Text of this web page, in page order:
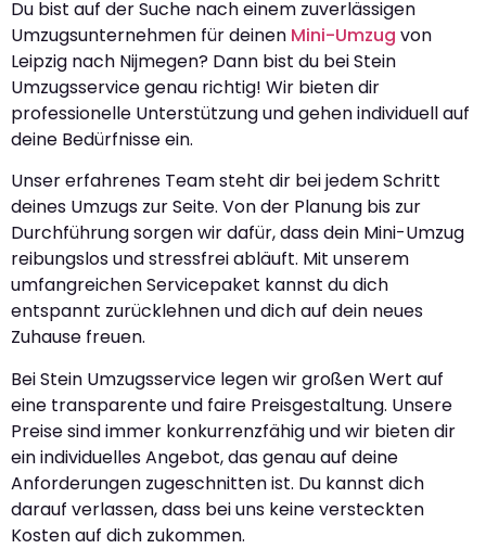
Du bist auf der Suche nach einem zuverlässigen
Umzugsunternehmen für deinen Mini-Umzug von
Leipzig nach Nijmegen? Dann bist du bei Stein
Umzugsservice genau richtig! Wir bieten dir
professionelle Unterstützung und gehen individuell auf
deine Bedürfnisse ein.
Unser erfahrenes Team steht dir bei jedem Schritt
deines Umzugs zur Seite. Von der Planung bis zur
Durchführung sorgen wir dafür, dass dein Mini-Umzug
reibungslos und stressfrei abläuft. Mit unserem
umfangreichen Servicepaket kannst du dich
entspannt zurücklehnen und dich auf dein neues
Zuhause freuen.
Bei Stein Umzugsservice legen wir großen Wert auf
eine transparente und faire Preisgestaltung. Unsere
Preise sind immer konkurrenzfähig und wir bieten dir
ein individuelles Angebot, das genau auf deine
Anforderungen zugeschnitten ist. Du kannst dich
darauf verlassen, dass bei uns keine versteckten
Kosten auf dich zukommen.